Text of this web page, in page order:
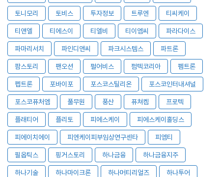
토니모리 토비스 투자정보 트루엔 티씨케이
티앤엘 티에스이 티엘비 티이엠씨 파라다이스
파마리서치 파인디앤씨 파크시스템스 파트론
팜스토리 팬오션 펄어비스 펌텍코리아 펨트론
펩트론 포바이포 포스코스틸리온 포스코인터내셔널
포스코퓨처엠 풀무원 풍산 퓨쳐켐 프로텍
플래티어 플리토 피에스케이 피에스케이홀딩스
피에이치에이 피엔케이피부임상연구센타 피엠티
필옵틱스 핑거스토리 하나금융 하나금융지주
하나기술 하나마이크론 하나머티리얼즈 하나투어